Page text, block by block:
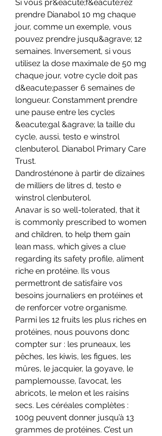
Si vous pr&eacute;f&eacute;rez
prendre Dianabol 10 mg chaque
jour, comme un exemple, vous
pouvez prendre jusqu&agrave; 12
semaines. Inversement, si vous
utilisez la dose maximale de 50 mg
chaque jour, votre cycle doit pas
d&eacute;passer 6 semaines de
longueur. Constamment prendre
une pause entre les cycles
&eacute;gal &agrave; la taille du
cycle, aussi, testo e winstrol
clenbuterol. Dianabol Primary Care
Trust.
Dandrosténone à partir de dizaines
de milliers de litres d, testo e
winstrol clenbuterol.
Anavar is so well-tolerated, that it
is commonly prescribed to women
and children, to help them gain
lean mass, which gives a clue
regarding its safety profile, aliment
riche en protéine. Ils vous
permettront de satisfaire vos
besoins journaliers en protéines et
de renforcer votre organisme.
Parmi les 12 fruits les plus riches en
protéines, nous pouvons donc
compter sur : les pruneaux, les
pêches, les kiwis, les figues, les
mûres, le jacquier, la goyave, le
pamplemousse, l’avocat, les
abricots, le melon et les raisins
secs. Les céréales complètes :
100g peuvent donner jusqu’à 13
grammes de protéines. C’est un